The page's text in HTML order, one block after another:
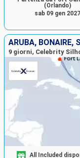
(Orlando)
sab 09 gen 2027
ARUBA, BONAIRE,
9 giorni, Celebrity
All Included